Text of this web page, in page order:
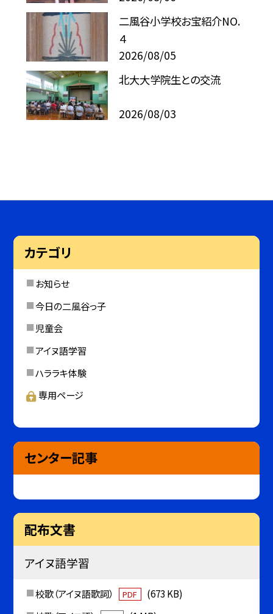
二風谷小学校お宝紹介NO.
４
2026/08/05
北大大学院生との交流
2026/08/03
カテゴリ
お知らせ
今日の二風谷っ子
児童会
アイヌ語学習
ハララキ体験
専用ページ
センター記事
配布文書
アイヌ語学習
校歌（アイヌ語歌詞） PDF
(673 KB)